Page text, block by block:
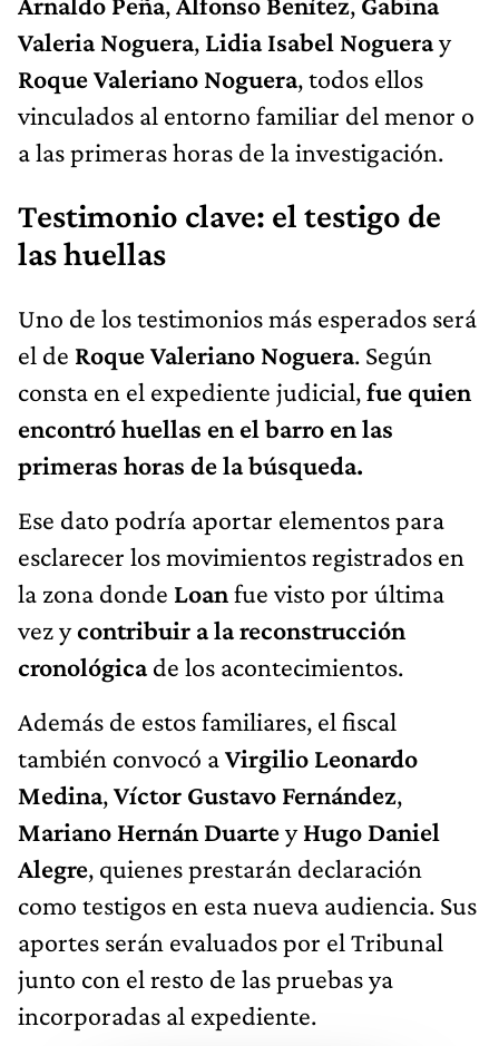
Valeria Noguera, Lidia Isabel Nogueray
Roque Valeriano Noguera, todos ellos
vinculados al entorno familiar del menor o
a las primeras horas de la investigación.
Testimonio clave: el testigo de
las huellas
Uno de los testimonios más esperados será
el de Roque Valeriano Noguera. Según
consta en el expediente judicial,fue quien
encontró huellas en el barro en las
primeras horas de la búsqueda.
Ese dato podría aportar elementos para
esclarecer los movimientos registrados en
la zona donde Loanfue visto por última
vez ycontribuir a la reconstrucción
cronológicade los acontecimientos.
Además de estos familiares, el fiscal
también convocó aVirgilio Leonardo
Medina,Víctor Gustavo Fernández,
Mariano Hernán DuarteyHugo Daniel
Alegre, quienes prestarán declaración
como testigos en esta nueva audiencia. Sus
aportes serán evaluados por el Tribunal
junto con el resto de las pruebas ya
incorporadas al expediente.